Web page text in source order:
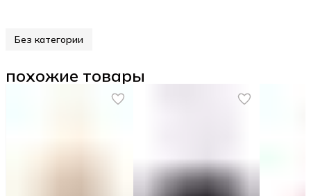
Без категории
похожие товары